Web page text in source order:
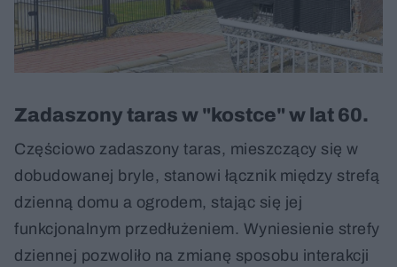
Zadaszony taras w "kostce" w lat 60.
Częściowo zadaszony taras, mieszczący się w
dobudowanej bryle, stanowi łącznik między strefą
dzienną domu a ogrodem, stając się jej
funkcjonalnym przedłużeniem. Wyniesienie strefy
dziennej pozwoliło na zmianę sposobu interakcji